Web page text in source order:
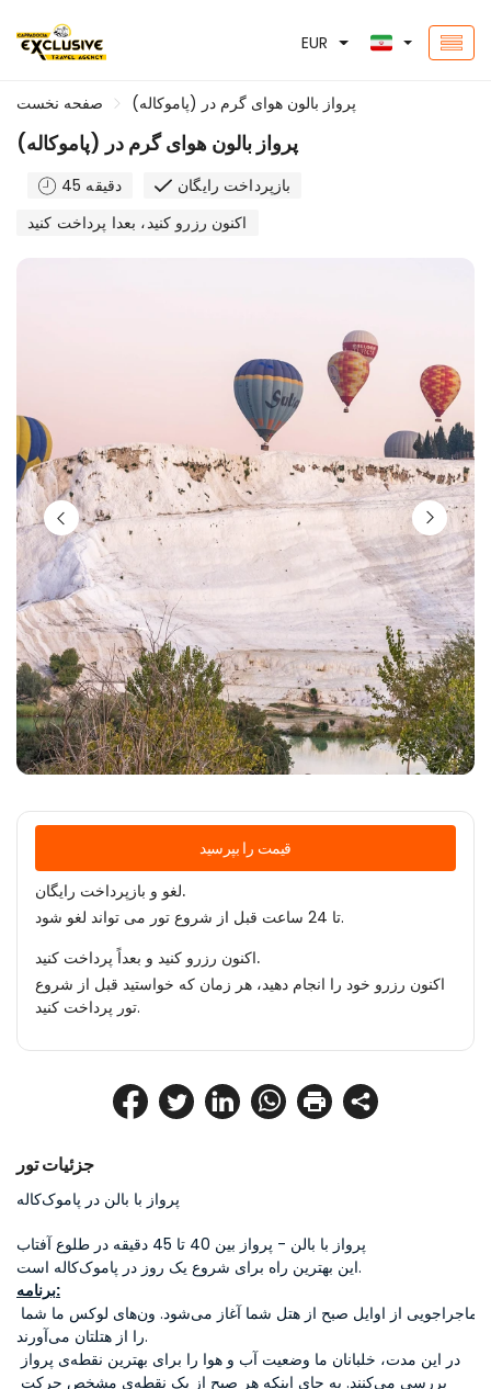
EUR
صفحه نخست پرواز بالون هوای گرم در (پاموکاله)
پرواز بالون هوای گرم در (پاموکاله)
45 دقیقه
بازپرداخت رایگان
اکنون رزرو کنید، بعدا پرداخت کنید
جزئیات تور
پرواز با بالن در پاموک‌کاله
پرواز با بالن - پرواز بین 40 تا 45 دقیقه در طلوع آفتاب
این بهترین راه برای شروع یک روز در پاموک‌کاله است.
برنامه:
را از هتلتان می‌آورند.
قیمت را بپرسید
لغو و بازپرداخت رایگان.
تا 24 ساعت قبل از شروع تور می تواند لغو شود.
اکنون رزرو کنید و بعداً پرداخت کنید.
اکنون رزرو خود را انجام دهید، هر زمان که خواستید قبل از شروع
تور پرداخت کنید.